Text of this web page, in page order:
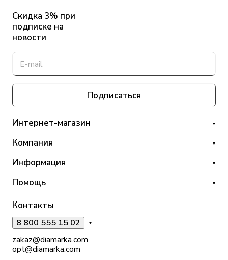
Скидка 3% при
подписке на
новости
Подписаться
Интернет-магазин
Компания
Информация
Помощь
Контакты
8 800 555 15 02
zakaz@diamarka.com
opt@diamarka.com